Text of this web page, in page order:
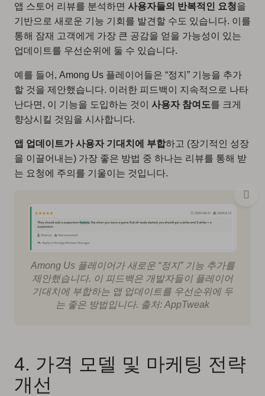
앱 스토어 리뷰를 분석하면 사용자들의 반복적인 요청을
기반으로 새로운 기능 기회를 발견할 수도 있습니다. 이를
통해 잠재 고객에게 가장 큰 공감을 얻을 가능성이 있는
업데이트를 우선순위에 둘 수 있습니다.
예를 들어, Among Us 플레이어들은 “정지” 기능을 추가
할 것을 제안했습니다. 이러한 피드백이 지속적으로 나타
난다면, 이 기능을 도입하는 것이 사용자 참여도를 크게
향상시킬 것임을 시사합니다.
앱 업데이트가 사용자 기대치에 부합하고 (장기적인 성장
을 이끌어내는) 가장 좋은 방법 중 하나는 리뷰를 통해 받
는 요청에 주의를 기울이는 것입니다.
Among Us 플레이어가 새로운 “정지” 기능 추가를
제안했습니다. 이 피드백은 개발자들이 플레이어
기대치에 부합하는 앱 업데이트를 우선순위에 두
는 좋은 방법입니다. 출처: AppTweak
4. 가격 모델 및 마케팅 전략
개선